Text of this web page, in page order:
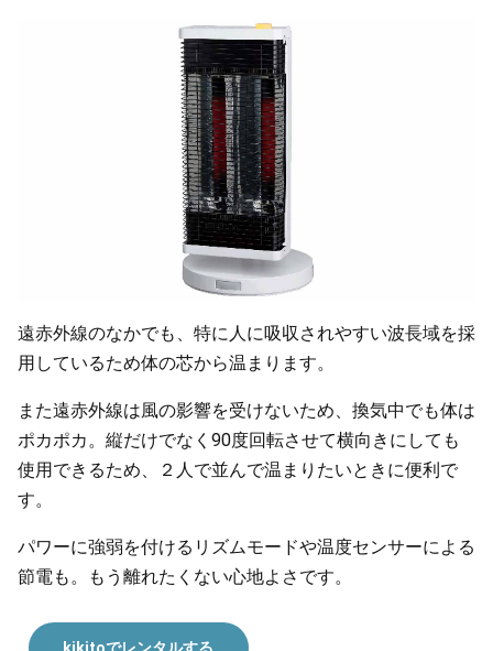
遠赤外線のなかでも、特に人に吸収されやすい波長域を採
用しているため体の芯から温まります。
また遠赤外線は風の影響を受けないため、換気中でも体は
ポカポカ。縦だけでなく90度回転させて横向きにしても
使用できるため、２人で並んで温まりたいときに便利で
す。
パワーに強弱を付けるリズムモードや温度センサーによる
節電も。もう離れたくない心地よさです。